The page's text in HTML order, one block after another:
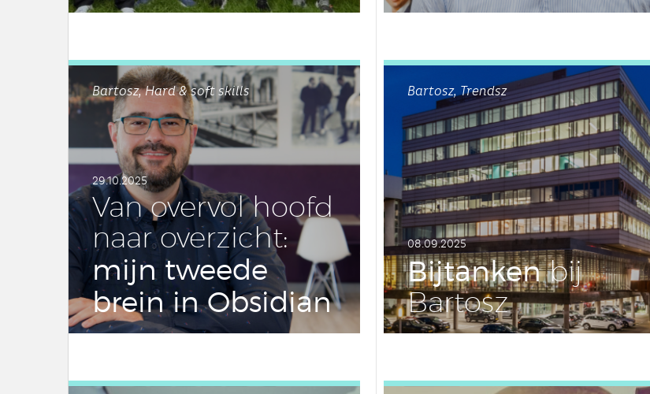
Bartosz, Hard & soft skills
29.10.2025
Van overvol hoofd
naar over­zicht:
mijn tweede
brein in Ob­si­di­an
Bartosz, Trendsz
08.09.2025
Bij­tan­kenbij
Bartosz